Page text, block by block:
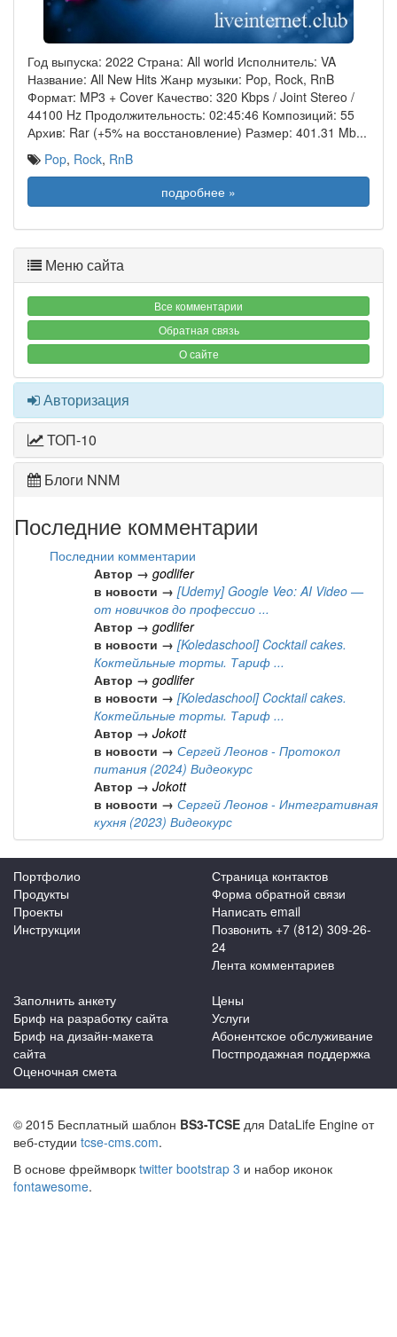
Год выпуска: 2022 Страна: All world Исполнитель: VA
Название: All New Hits Жанр музыки: Pop, Rock, RnB
Формат: MP3 + Cover Качество: 320 Kbps / Joint Stereo /
44100 Hz Продолжительность: 02:45:46 Композиций: 55
Архив: Rar (+5% на восстановление) Размер: 401.31 Mb...
Pop, Rock, RnB
подробнее »
Меню сайта
Все комментарии
Обратная связь
О сайте
Авторизация
ТОП-10
Блоги NNM
Последние комментарии
Последнии комментарии
Автор → godlifer
в новости → [Udemy] Google Veo: AI Video —
от новичков до профессио ...
Автор → godlifer
в новости → [Koledaschool] Cocktail cakes.
Коктейльные торты. Тариф ...
Автор → godlifer
в новости → [Koledaschool] Cocktail cakes.
Коктейльные торты. Тариф ...
Автор → Jokott
в новости → Сергей Леонов - Протокол
питания (2024) Видеокурс
Автор → Jokott
в новости → Сергей Леонов - Интегративная
кухня (2023) Видеокурс
Портфолио
Продукты
Проекты
Инструкции
Страница контактов
Форма обратной связи
Написать email
Позвонить +7 (812) 309-26-
24
Лента комментариев
Заполнить анкету
Бриф на разработку сайта
Бриф на дизайн-макета
сайта
Оценочная смета
Цены
Услуги
Абонентское обслуживание
Постпродажная поддержка
© 2015 Бесплатный шаблон BS3-TCSE для DataLife Engine от
веб-студии tcse-cms.com.
В основе фреймворк twitter bootstrap 3 и набор иконок
fontawesome.